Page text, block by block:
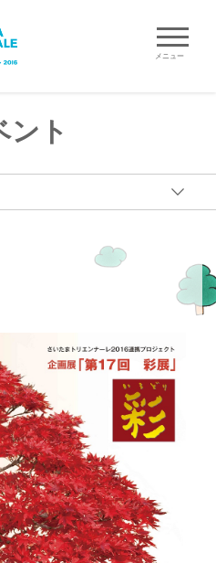
メニュー
ント